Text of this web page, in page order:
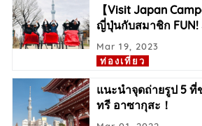
【Visit Japan
ญี่ปุ่นกับสมาชิก FUN!
ท่องเที่ยว
Mar 19, 2023
แนะนำจุดถ่ายรูป 5 ที่
ทรี อาซากุสะ！